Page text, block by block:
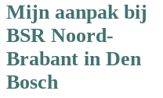
Mijn aanpak bij
BSR Noord-
Brabant in Den
Bosch